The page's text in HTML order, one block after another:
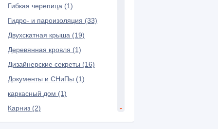
Гибкая черепица (1)
Гидро- и пароизоляция (33)
Двухскатная крыша (19)
Деревянная кровля (1)
Дизайнерские секреты (16)
Документы и СНиПы (1)
каркасный дом (1)
Карниз (2)